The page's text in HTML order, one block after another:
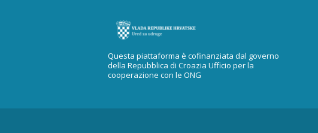
Questa piattaforma è cofinanziata dal governo
della Repubblica di Croazia Ufficio per la
cooperazione con le ONG